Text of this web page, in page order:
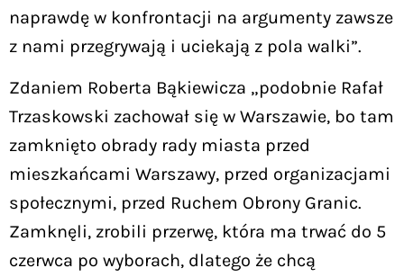
naprawdę w konfrontacji na argumenty zawsze
z nami przegrywają i uciekają z pola walki”.
Zdaniem Roberta Bąkiewicza „podobnie Rafał
Trzaskowski zachował się w Warszawie, bo tam
zamknięto obrady rady miasta przed
mieszkańcami Warszawy, przed organizacjami
społecznymi, przed Ruchem Obrony Granic.
Zamknęli, zrobili przerwę, która ma trwać do 5
czerwca po wyborach, dlatego że chcą